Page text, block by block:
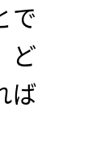
で
ど
ば